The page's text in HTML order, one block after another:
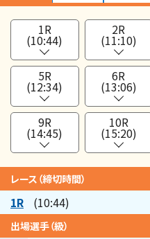
1R
(10:44)
2R
(11:10)
5R
(12:34)
6R
(13:06)
9R
(14:45)
10R
(15:20)
レース（締切時間）
1R (10:44)
出場選手（級）